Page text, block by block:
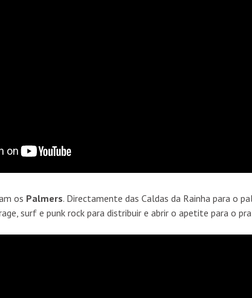
os Palmers. Directamente das Caldas da Rainha para o
surf e punk rock para distribuir e abrir o apetite para o